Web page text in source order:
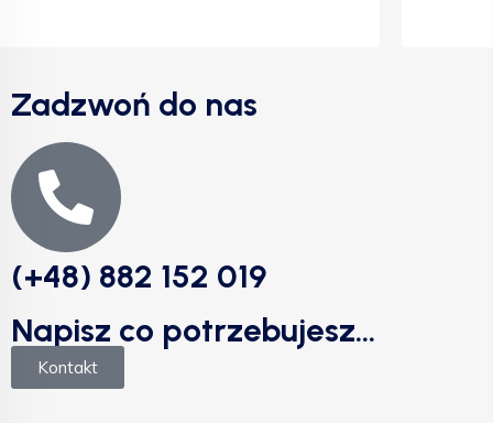
Zadzwoń do nas
(+48) 882 152 019
Napisz co potrzebujesz...
Kontakt